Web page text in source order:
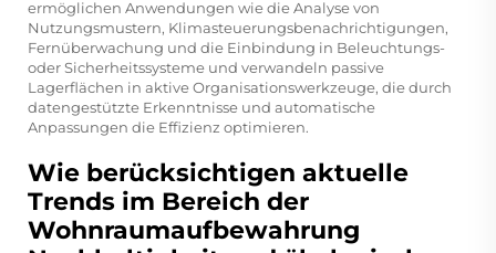
ermöglichen Anwendungen wie die Analyse von
Nutzungsmustern, Klimasteuerungsbenachrichtigungen,
Fernüberwachung und die Einbindung in Beleuchtungs-
oder Sicherheitssysteme und verwandeln passive
Lagerflächen in aktive Organisationswerkzeuge, die durch
datengestützte Erkenntnisse und automatische
Anpassungen die Effizienz optimieren.
Wie berücksichtigen aktuelle
Trends im Bereich der
Wohnraumaufbewahrung